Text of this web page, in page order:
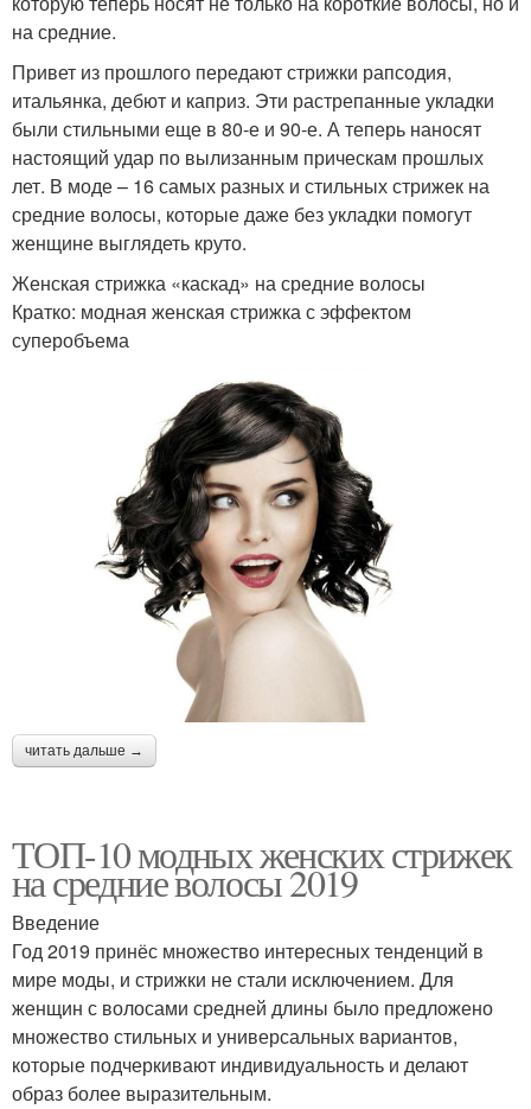
на средние.
Привет из прошлого передают стрижки рапсодия,
итальянка, дебют и каприз. Эти растрепанные укладки
были стильными еще в 80-е и 90-е. А теперь наносят
настоящий удар по вылизанным прическам прошлых
лет. В моде – 16 самых разных и стильных стрижек на
средние волосы, которые даже без укладки помогут
женщине выглядеть круто.
Женская стрижка «каскад» на средние волосы
Кратко: модная женская стрижка с эффектом
суперобъема
читать дальше →
ТОП-10 модных женских стрижек
на средние волосы 2019
Введение
Год 2019 принёс множество интересных тенденций в
мире моды, и стрижки не стали исключением. Для
женщин с волосами средней длины было предложено
множество стильных и универсальных вариантов,
которые подчеркивают индивидуальность и делают
образ более выразительным.